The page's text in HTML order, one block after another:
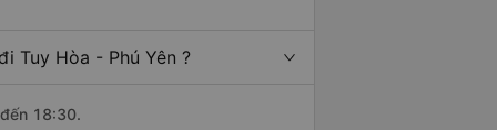
Tuy Hòa - Phú Yên ?
18:30.